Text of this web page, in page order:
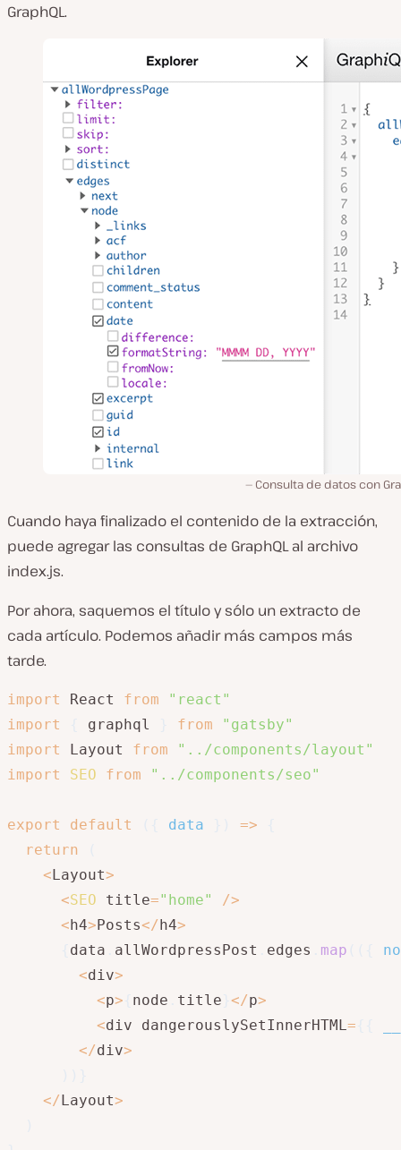
GraphQL.
Consulta de datos con
Cuando haya finalizado el contenido de la extracción,
puede agregar las consultas de GraphQL al archivo
index.js.
Por ahora, saquemos el título y sólo un extracto de
cada artículo. Podemos añadir más campos más
tarde.
import React from
"react"
import
graphql from
"gatsby"
import
Layout from
"../components/layout"
import
SEO from "../components/seo"
export default data =>
return
<Layout>
<SEO title="home" />
<h4>Posts</h4>
data allWordpressPost edges map
<div>
<p> node title </p>
<div dangerouslySetInnerHTML =
</div>
</Layout>